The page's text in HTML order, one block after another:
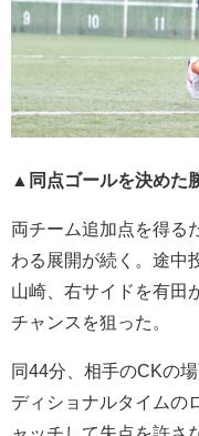
▲同点ゴールを決めた
両チーム追加点を得る
わる展開が続く。途中
山崎、右サイドを有田
チャンスを狙った。
同44分、相手のCKの
ディショナルタイムの